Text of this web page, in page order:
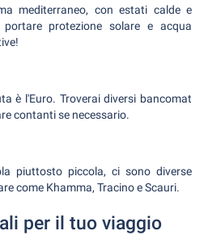
mediterraneo, con estati calde e
protezione solare e acqua
è l'Euro. Troverai diversi bancomat
contanti se necessario.
piuttosto piccola, ci sono diverse
come Khamma, Tracino e Scauri.
per il tuo viaggio